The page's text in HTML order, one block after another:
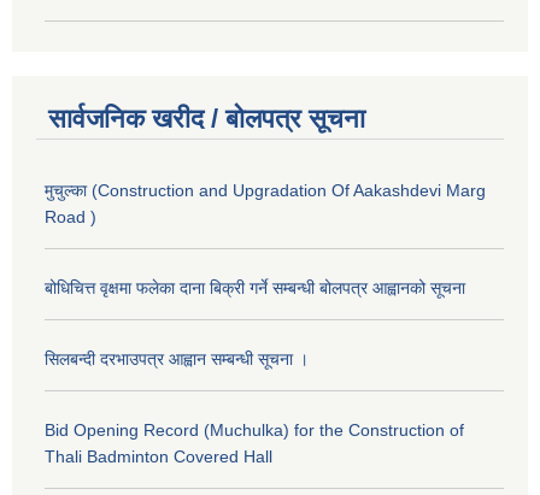
सार्वजनिक खरीद / बोलपत्र सूचना
मुचुल्का (Construction and Upgradation Of Aakashdevi Marg
Road )
बोधिचित्त वृक्षमा फलेका दाना बिक्री गर्ने सम्बन्धी बोलपत्र आह्वानको सूचना
सिलबन्दी दरभाउपत्र आह्वान सम्बन्धी सूचना ।
Bid Opening Record (Muchulka) for the Construction of
Thali Badminton Covered Hall